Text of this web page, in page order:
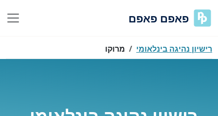
פאפם פאפם
רישיון נהיגה בינלאומי מרוקו